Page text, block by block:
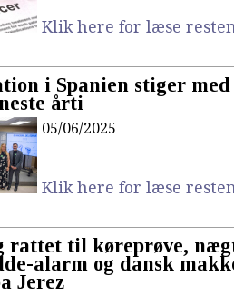
Klik here for læse
i Spanien stiger med
årti
05/06/2025
Klik here for læse
rattet til køreprøve,
alarm og dansk
Jerez